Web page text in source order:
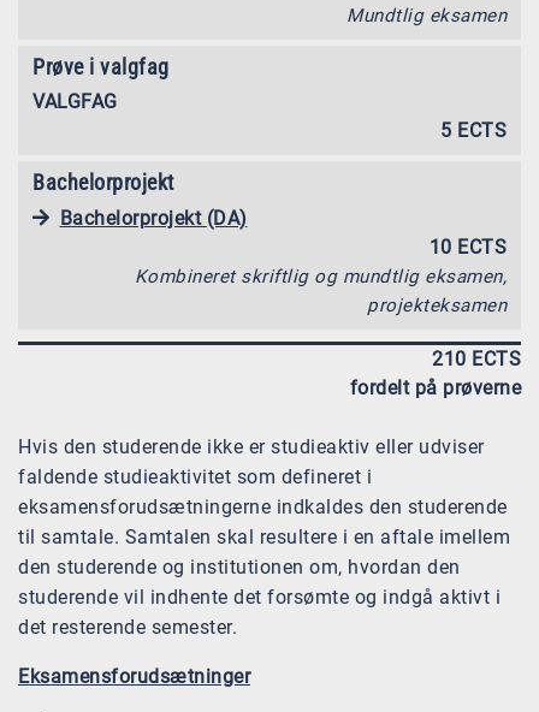
Mundtlig eksamen
Prøve i valgfag
VALGFAG
5 ECTS
Bachelorprojekt
Bachelorprojekt (DA)
10 ECTS
Kombineret skriftlig og mundtlig eksamen,
projekteksamen
210 ECTS
fordelt på prøverne
Hvis den studerende ikke er studieaktiv eller udviser
faldende studieaktivitet som defineret i
eksamensforudsætningerne indkaldes den studerende
til samtale. Samtalen skal resultere i en aftale imellem
den studerende og institutionen om, hvordan den
studerende vil indhente det forsømte og indgå aktivt i
det resterende semester.
Eksamensforudsætninger